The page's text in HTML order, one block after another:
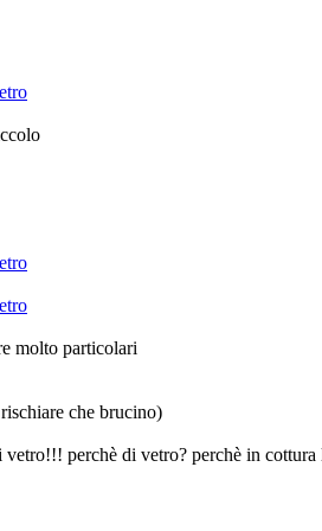
molto particolari
che brucino)
perchè di vetro? perchè in cottura